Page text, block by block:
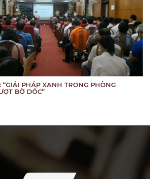
“GIẢI PHÁP XANH TRONG PHÒNG
BỜ DỐC”